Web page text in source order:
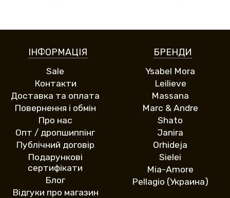
ІНФОРМАЦІЯ
Sale
Контакти
Доставка та оплата
Повернення і обмін
Про нас
Опт / дропшиппінг
Публічний договір
Подарункові
сертифікати
Блог
Відгуки про магазин
БРЕНДИ
Ysabel Mora
Leilieve
Massana
Marc & Andre
Shato
Janira
Orhideja
Sielei
Mia-Amore
Pellagio (Украина)